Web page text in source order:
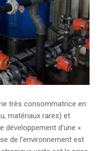
très consommatrice en
matériaux rares) et
d’une «
de l’environnement est